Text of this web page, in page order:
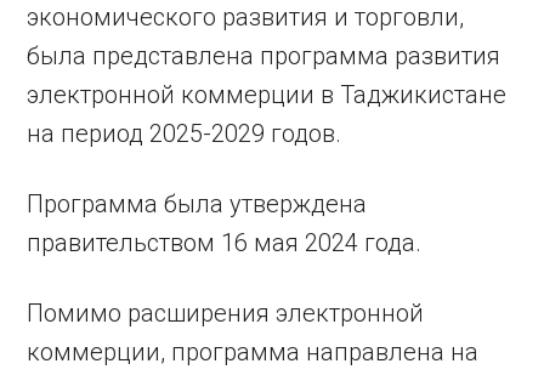
экономического развития и торговли,
была представлена программа развития
электронной коммерции в Таджикистане
на период 2025-2029 годов.
Программа была утверждена
правительством 16 мая 2024 года.
Помимо расширения электронной
коммерции, программа направлена на